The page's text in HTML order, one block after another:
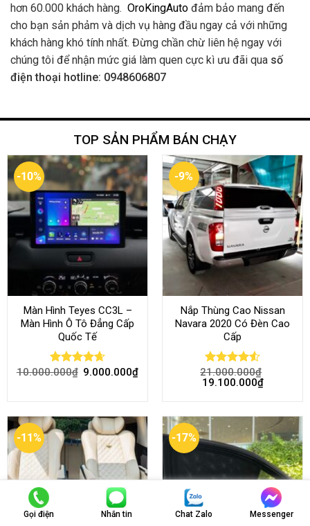
hơn 60.000 khách hàng. OroKingAuto đảm bảo mang đến
cho bạn sản phảm và dịch vụ hàng đầu ngay cả với những
khách hàng khó tính nhất. Đừng chần chừ liên hệ ngay với
chúng tôi để nhận mức giá làm quen cực kì ưu đãi qua số
điện thoại hotline: 0948606807
TOP SẢN PHẨM BÁN CHẠY
-10%
Màn Hình Teyes CC3L –
Màn Hình Ô Tô Đẳng Cấp
Quốc Tế
Rated 4.68
10.000.000₫ 9.000.000₫
-9%
Nắp Thùng Cao Nissan
Navara 2020 Có Đèn Cao
Cấp
Rated4.52
out of 5
21.000.000₫
19.100.000₫
-11% -17%
Gọi điện Nhắn tin Chat Zalo Messenger